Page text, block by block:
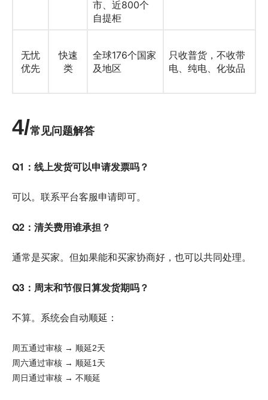
市、近800个
自提柜
无忧
优先
快速
类
全球176个国家
及地区
只收普货，不收带
电、纯电、化妆品
4/常见问题解答
Q1：线上发货可以申请发票吗？
可以。联系平台客服申请即可。
Q2：清关费用谁承担？
通常是买家。但如果能和买家协商好，也可以共同处理。
Q3：周末和节假日算发货期吗？
不算。系统会自动顺延：
周五通过审核 → 顺延2天
周六通过审核 → 顺延1天
周日通过审核 → 不顺延